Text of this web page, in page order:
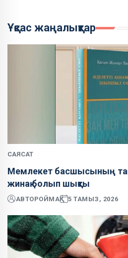
Ұқсас жаңалықтар
САЯСАТ
Мемлекет басшысының
жинақ болып шықты
АВТОРОЙМАҚ 5 ТАМЫЗ, 2026